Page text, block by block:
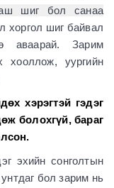
шиг бол санаа
хоргол шиг байвал
аваарай. Зарим
хооллож, уургийн
хэрэгтэй гэдэг
болохгүй, бараг
эхийн сонголтын
бол зарим нь